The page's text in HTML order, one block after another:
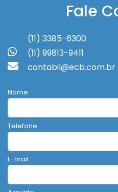
Fale
(11) 3385-6300
(11) 99813-9411
contabil@ecb.com.br
Nome
Telefone
E-mail